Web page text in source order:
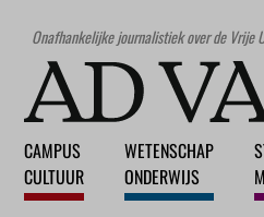
Onafhankelijke journalistiek over de Vrije
CAMPUS
CULTUUR
WETENSCHAP
ONDERWIJS